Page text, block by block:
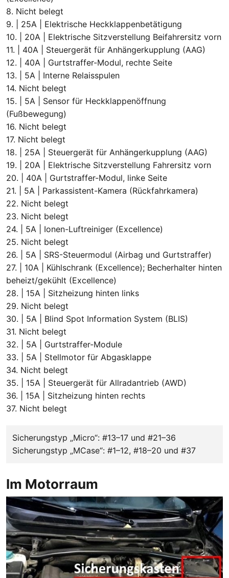
8. Nicht belegt
9. | 25A | Elektrische Heckklappenbetätigung
10. | 20A | Elektrische Sitzverstellung Beifahrersitz vorn
11. | 40A | Steuergerät für Anhängerkupplung (AAG)
12. | 40A | Gurtstraffer-Modul, rechte Seite
13. | 5A | Interne Relaisspulen
14. Nicht belegt
15. | 5A | Sensor für Heckklappenöffnung
(Fußbewegung)
16. Nicht belegt
17. Nicht belegt
18. | 25A | Steuergerät für Anhängerkupplung (AAG)
19. | 20A | Elektrische Sitzverstellung Fahrersitz vorn
20. | 40A | Gurtstraffer-Modul, linke Seite
21. | 5A | Parkassistent-Kamera (Rückfahrkamera)
22. Nicht belegt
23. Nicht belegt
24. | 5A | Ionen-Luftreiniger (Excellence)
25. Nicht belegt
26. | 5A | SRS-Steuermodul (Airbag und Gurtstraffer)
27. | 10A | Kühlschrank (Excellence); Becherhalter hinten
beheizt/gekühlt (Excellence)
28. | 15A | Sitzheizung hinten links
29. Nicht belegt
30. | 5A | Blind Spot Information System (BLIS)
31. Nicht belegt
32. | 5A | Gurtstraffer-Module
33. | 5A | Stellmotor für Abgasklappe
34. Nicht belegt
35. | 15A | Steuergerät für Allradantrieb (AWD)
36. | 15A | Sitzheizung hinten rechts
37. Nicht belegt
Sicherungstyp „Micro“: #13–17 und #21–36
Sicherungstyp „MCase“: #1–12, #18–20 und #37
Im Motorraum